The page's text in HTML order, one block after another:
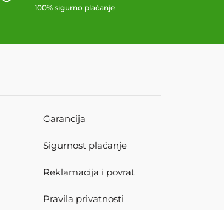
100% sigurno plaćanje
Garancija
Sigurnost plaćanje
Reklamacija i povrat
Pravila privatnosti